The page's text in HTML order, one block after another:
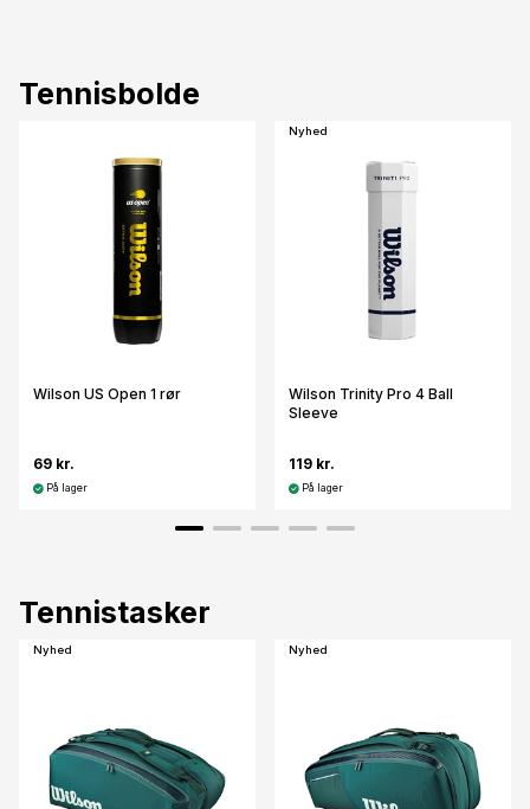
Tennisbolde
Wilson US Open 1 rør
69 kr.
På lager
Nyhed
Wilson Trinity Pro 4 Ball
Sleeve
119 kr.
På lager
Tennistasker
Nyhed Nyhed